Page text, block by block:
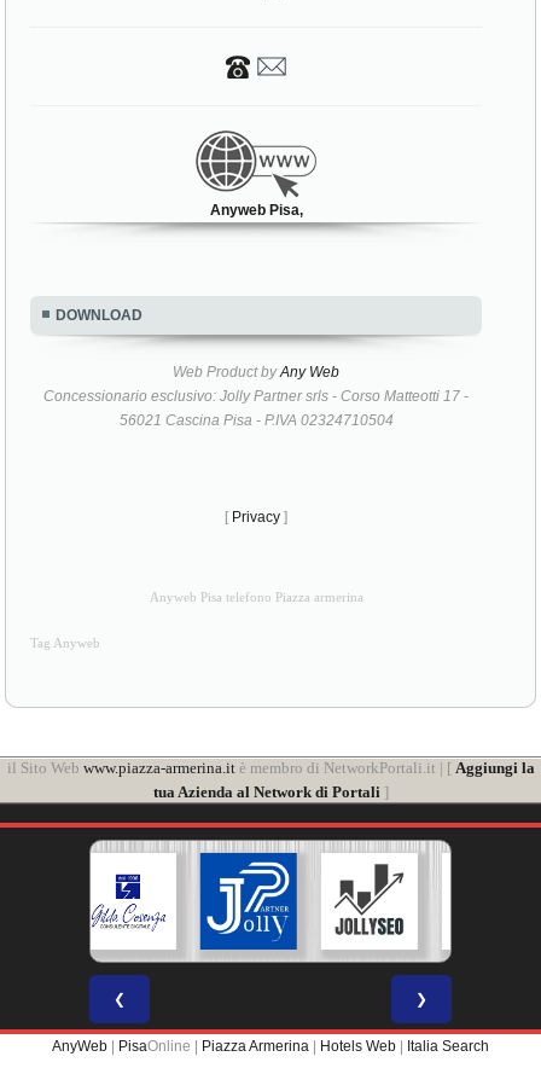
Anyweb Pisa,
DOWNLOAD
Web Product byAny Web
Concessionario esclusivo: Jolly Partner srls - Corso Matteotti 17 -
56021 Cascina Pisa - P.IVA 02324710504
[ Privacy ]
Anyweb Pisa telefono Piazza armerina
Tag Anyweb
il Sito Web www.piazza-armerina.itè membro di NetworkPortali.it | [ Aggiungi la
tua Azienda al Network di Portali ]
❮ ❯
AnyWeb | PisaOnline | Piazza Armerina | Hotels Web | Italia Search